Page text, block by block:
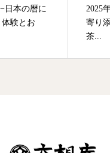
日本の暦に
験とお
2025
寄り
茶...